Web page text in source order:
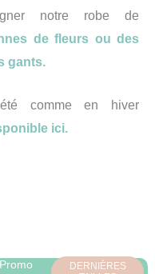
notre robe de
de fleurs ou des
gants.
comme en hiver
ici.
Promo